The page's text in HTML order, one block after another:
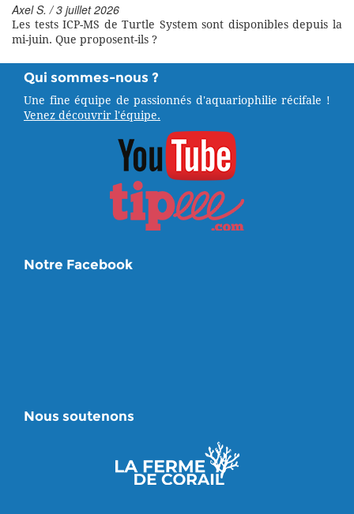
Axel S. / 3 juillet 2026
Les tests ICP-MS de Turtle System sont disponibles depuis la
mi-juin. Que proposent-ils ?
Qui sommes-nous ?
Une fine équipe de passionnés d'aquariophilie récifale !
Venez découvrir l'équipe.
Notre Facebook
Nous soutenons